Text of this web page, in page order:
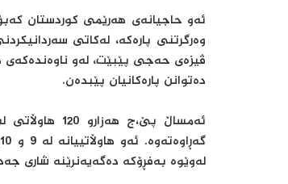
ئەو حاجیانەی هەرێمی كوردستان
وەرگرتنی پارەكە، لەكاتی
ڤیزەی حەجی پێبێت، لەو ناوەندەكەی
دەتوانن پارەكانیان پێبدەن.
ئەمساڵ
لەوێوە بەفڕۆكە دەگەیەنرێنە شاری